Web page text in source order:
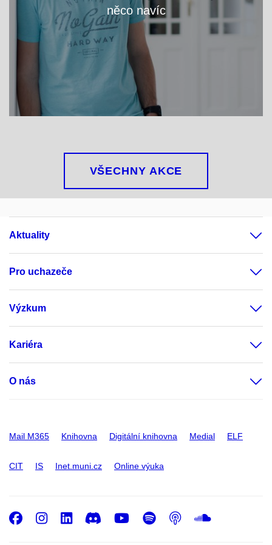
něco navíc
VÍCE
VŠECHNY AKCE
Aktuality
Pro uchazeče
Výzkum
Kariéra
O nás
Mail M365 Knihovna Digitální knihovna Medial ELF
CIT IS Inet.muni.cz Online výuka
Facebook
Instagram
LinkedIn
DiscordYoutube
Spotify
Podcast